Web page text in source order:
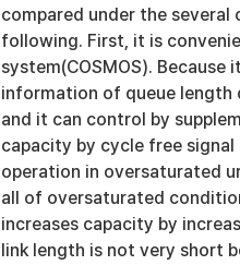
compared under the
following. First, it is
system(COSMOS).
information of queue length
and it can control by
capacity by cycle free
operation in oversaturated
all of oversaturated
increases capacity by
link length is not very short